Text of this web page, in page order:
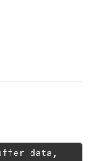
data,